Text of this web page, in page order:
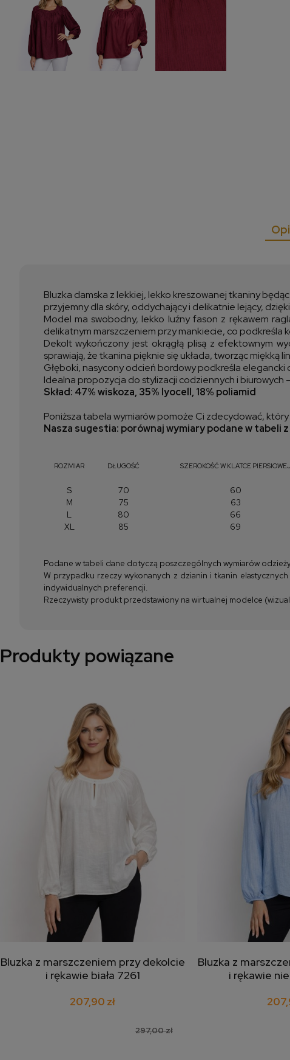
Bluzka damska z lekkiej, lekko kreszowanej tkaniny
przyjemny dla skóry, oddychający i delikatnie lejący,
Model ma swobodny, lekko luźny fason z rękawem
delikatnym marszczeniem przy mankiecie, co podkreśla
Dekolt wykończony jest okrągłą plisą z efektownym
sprawiają, że tkanina pięknie się układa, tworząc miękką
Głęboki, nasycony odcień bordowy podkreśla elegancki
Idealna propozycja do stylizacji codziennych i biurowych
Skład: 47% wiskoza, 35% lyocell, 18% poliamid
Poniższa tabela wymiarów pomoże Ci zdecydować,
Nasza sugestia: porównaj wymiary podane w tabeli
ROZMIAR DŁUGOŚĆ SZEROKOŚĆ W KLATCE PIERSIOWEJ
S 70 60
M
75 63
L
80 66
XL
85 69
Podane w tabeli dane dotyczą poszczególnych wymiarów
W przypadku rzeczy wykonanych z dzianin i tkanin
indywidualnych preferencji.
Rzeczywisty produkt przedstawiony na wirtualnej modelce
Produkty powiązane
dodaj do koszyka
Bluzka z marszczeniem przy dekolcie
i rękawie biała 7261
297,00 zł
207,90 zł
dodaj
Bluzka z
i rękawie